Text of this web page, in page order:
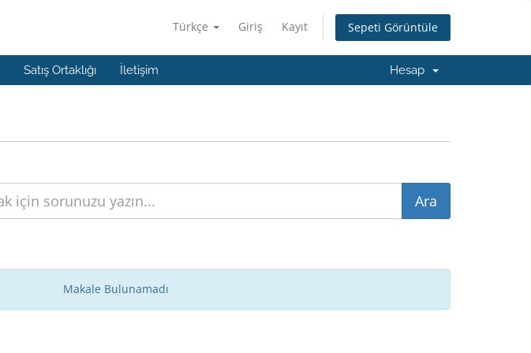
Türkçe Giriş Kayıt Sepeti Görüntüle
Satış Ortaklığı İletişim Hesap
Makale Bulunamadı